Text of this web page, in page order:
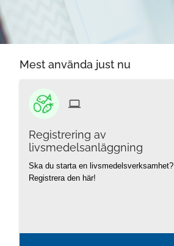
Mest använda just nu
Registrering av
livsmedelsanläggning
Ska du starta en livsmedelsverksamhet?
Registrera den här!